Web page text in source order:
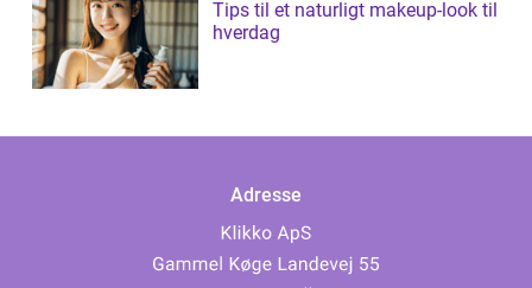
Tips til et naturligt makeup-look til
hverdag
Adresse